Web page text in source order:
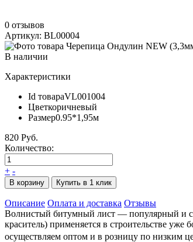
0 отзывов
Артикул: BL00004
В наличии
Характеристики
Id товараVL001004
Цветкоричневый
Размер0.95*1,95м
820 Руб.
Количество:
+ -
В корзину Купить в 1 клик
Описание Оплата и доставка Отзывы
Волнистый битумный лист — популярный и
краситель) применяется в строительстве
осуществляем оптом и в розницу по низким